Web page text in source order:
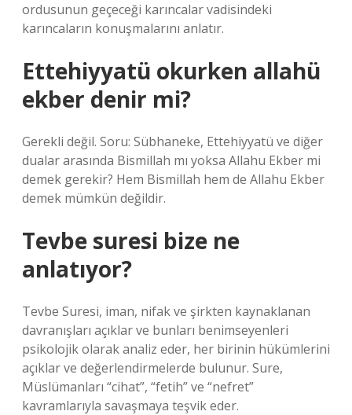
ordusunun geçeceği karıncalar vadisindeki
karıncaların konuşmalarını anlatır.
Ettehiyyatü okurken allahü
ekber denir mi?
Gerekli değil. Soru: Sübhaneke, Ettehiyyatü ve diğer
dualar arasında Bismillah mı yoksa Allahu Ekber mi
demek gerekir? Hem Bismillah hem de Allahu Ekber
demek mümkün değildir.
Tevbe suresi bize ne
anlatıyor?
Tevbe Suresi, iman, nifak ve şirkten kaynaklanan
davranışları açıklar ve bunları benimseyenleri
psikolojik olarak analiz eder, her birinin hükümlerini
açıklar ve değerlendirmelerde bulunur. Sure,
Müslümanları “cihat”, “fetih” ve “nefret”
kavramlarıyla savaşmaya teşvik eder.